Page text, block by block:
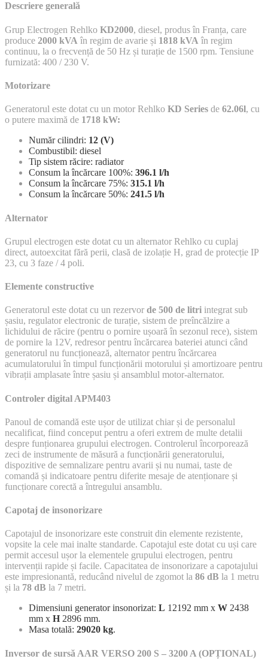
Descriere generală
Grup Electrogen Rehlko KD2000, diesel, produs în Franța, care
produce 2000 kVA în regim de avarie și 1818 kVA în regim
continuu, la o frecvență de 50 Hz și turație de 1500 rpm. Tensiune
furnizată: 400 / 230 V.
Motorizare
Generatorul este dotat cu un motor Rehlko KD Series de 62.06l, cu
o putere maximă de 1718 kW:
Număr cilindri: 12 (V)
Combustibil: diesel
Tip sistem răcire: radiator
Consum la încărcare 100%: 396.1 l/h
Consum la încărcare 75%: 315.1 l/h
Consum la încărcare 50%: 241.5 l/h
Alternator
Grupul electrogen este dotat cu un alternator Rehlko cu cuplaj
direct, autoexcitat fără perii, clasă de izolație H, grad de protecție IP
23, cu 3 faze / 4 poli.
Elemente constructive
Generatorul este dotat cu un rezervor de 500 de litri integrat sub
șasiu, regulator electronic de turație, sistem de preîncălzire a
lichidului de răcire (pentru o pornire ușoară în sezonul rece), sistem
de pornire la 12V, redresor pentru încărcarea bateriei atunci când
generatorul nu funcționează, alternator pentru încărcarea
acumulatorului în timpul funcționării motorului și amortizoare pentru
vibrații amplasate între șasiu și ansamblul motor-alternator.
Controler digital APM403
Panoul de comandă este ușor de utilizat chiar și de personalul
necalificat, fiind conceput pentru a oferi extrem de multe detalii
despre funționarea grupului electrogen. Controlerul încorporează
zeci de instrumente de măsură a funcționării generatorului,
dispozitive de semnalizare pentru avarii și nu numai, taste de
comandă și indicatoare pentru diferite mesaje de atenționare și
funcționare corectă a întregului ansamblu.
Capotaj de insonorizare
Capotajul de insonorizare este construit din elemente rezistente,
vopsite la cele mai inalte standarde. Capotajul este dotat cu uși care
permit accesul ușor la elementele grupului electrogen, pentru
intervenții rapide și facile. Capacitatea de insonorizare a capotajului
este impresionantă, reducând nivelul de zgomot la 86 dB la 1 metru
și la 78 dB la 7 metri.
Dimensiuni generator insonorizat: L 12192 mm x W 2438
mm x H 2896 mm.
Masa totală: 29020 kg.
Inversor de sursă AAR VERSO 200 S – 3200 A (OPȚIONAL)